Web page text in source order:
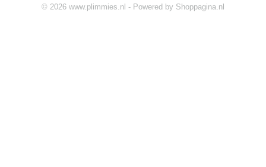
© 2026 www.plimmies.nl - Powered by Shoppagina.nl